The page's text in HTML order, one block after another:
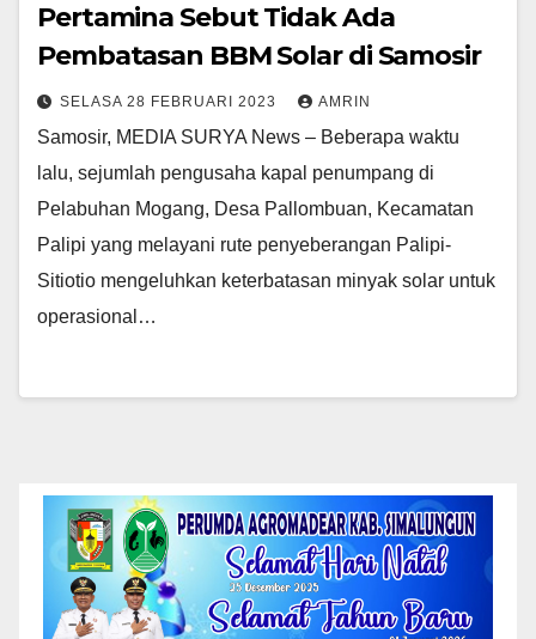
Pertamina Sebut Tidak Ada
Pembatasan BBM Solar di Samosir
SELASA 28 FEBRUARI 2023 AMRIN
Samosir, MEDIA SURYA News – Beberapa waktu
lalu, sejumlah pengusaha kapal penumpang di
Pelabuhan Mogang, Desa Pallombuan, Kecamatan
Palipi yang melayani rute penyeberangan Palipi-
Sitiotio mengeluhkan keterbatasan minyak solar untuk
operasional…